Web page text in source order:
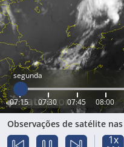
segunda
07:15 07:30 07:45 08:00
Observações de satélite
1x